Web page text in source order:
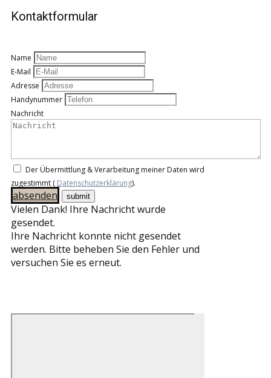
Kontaktformular
Name
E-Mail
Adresse
Handynummer
Nachricht
Der Übermittlung & Verarbeitung meiner Daten wird
zugestimmt ( Datenschutzerklärung).
absenden
Vielen Dank! Ihre Nachricht wurde
gesendet.
Ihre Nachricht konnte nicht gesendet
werden. Bitte beheben Sie den Fehler und
versuchen Sie es erneut.